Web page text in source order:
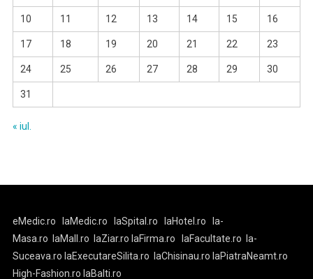
10 11 12 13 14 15 16
17 18 19 20 21 22 23
24 25 26 27 28 29 30
31
« iul.
eMedic.ro laMedic.ro laSpital.ro laHotel.ro
la-
Masa.ro
laMall.ro laZiar.ro laFirma.ro laFacultate.ro
la-
Suceava.ro laExecutareSilita.ro laChisinau.ro laPiatraNeamt.ro
High-Fashion.ro laBalti.ro